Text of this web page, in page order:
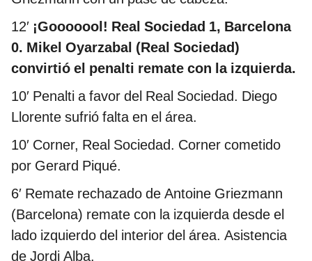
12′ ¡Gooooool! Real Sociedad 1, Barcelona
0. Mikel Oyarzabal (Real Sociedad)
convirtió el penalti remate con la izquierda.
10′ Penalti a favor del Real Sociedad. Diego
Llorente sufrió falta en el área.
10′ Corner, Real Sociedad. Corner cometido
por Gerard Piqué.
6′ Remate rechazado de Antoine Griezmann
(Barcelona) remate con la izquierda desde el
lado izquierdo del interior del área. Asistencia
de Jordi Alba.